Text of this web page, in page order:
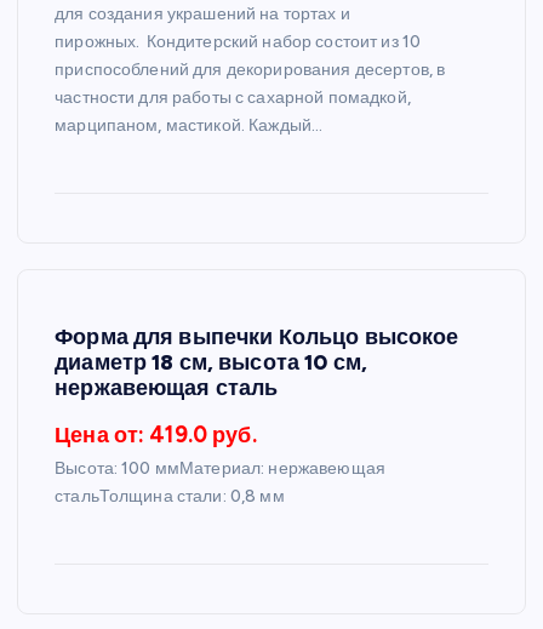
для создания украшений на тортах и
пирожных. Кондитерский набор состоит из 10
приспособлений для декорирования десертов, в
частности для работы с сахарной помадкой,
марципаном, мастикой. Каждый…
Форма для выпечки Кольцо высокое
диаметр 18 см, высота 10 см,
нержавеющая сталь
Цена от: 419.0 руб.
Высота: 100 ммМатериал: нержавеющая
стальТолщина стали: 0,8 мм